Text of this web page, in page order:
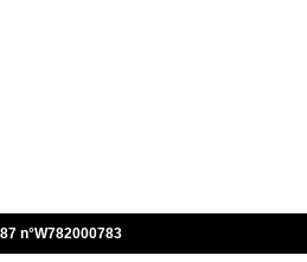
n°W782000783